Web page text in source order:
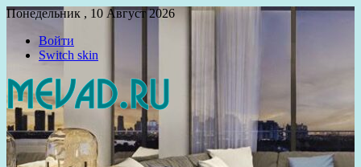
Понедельник , 10 Август 2026
Войти
Switch skin